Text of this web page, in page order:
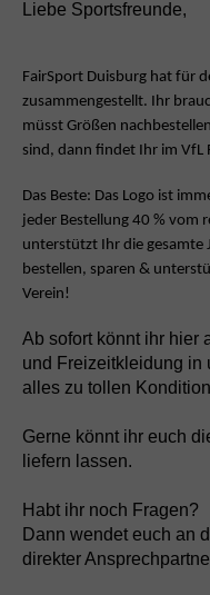
Liebe Sportsfreunde,
FairSport Duisburg hat für
zusammengestellt. Ihr
müsst Größen
sind, dann findet Ihr im VfL
Das Beste: Das Logo ist
jeder Bestellung 40 % vom
unterstützt Ihr die gesamte
bestellen, sparen &
Verein!
Ab sofort könnt ihr hier
und Freizeitkleidung in
alles zu tollen
Gerne könnt ihr euch
liefern lassen.
Habt ihr noch Fragen?
Dann wendet euch an
direkter